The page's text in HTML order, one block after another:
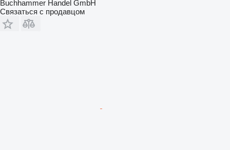
Buchhammer Handel GmbH
Связаться с продавцом